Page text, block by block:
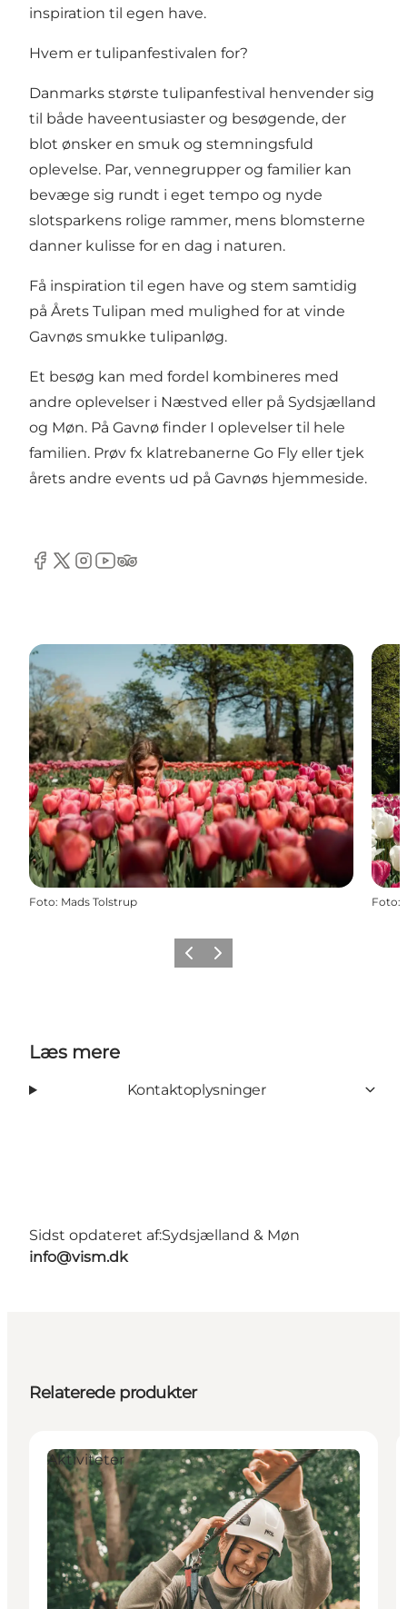
inspiration til egen have.
Hvem er tulipanfestivalen for?
Danmarks største tulipanfestival henvender sig
til både haveentusiaster og besøgende, der
blot ønsker en smuk og stemningsfuld
oplevelse. Par, vennegrupper og familier kan
bevæge sig rundt i eget tempo og nyde
slotsparkens rolige rammer, mens blomsterne
danner kulisse for en dag i naturen.
Få inspiration til egen have og stem samtidig
på Årets Tulipan med mulighed for at vinde
Gavnøs smukke tulipanløg.
Et besøg kan med fordel kombineres med
andre oplevelser i Næstved eller på Sydsjælland
og Møn. På Gavnø finder I oplevelser til hele
familien. Prøv fx klatrebanerne Go Fly eller tjek
årets andre events ud på Gavnøs hjemmeside.
Facebook
TwitterInstagram
YouTube
TripAdvisor
Foto: Mads Tolstrup Foto:
ForrigeNæste
Læs mere
Kontaktoplysninger
Sidst opdateret af:Sydsjælland & Møn
info@vism.dk
Relaterede produkter
Aktiviteter